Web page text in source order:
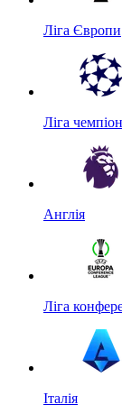
Ліга Європи
Ліга
Англія
Ліга
Італія